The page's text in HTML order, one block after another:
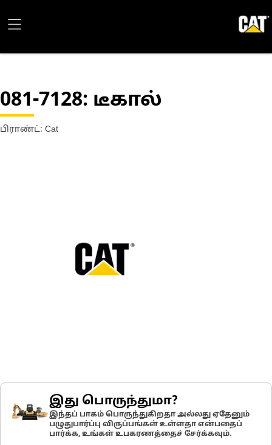
081-7128: டீகால்
பிராண்ட்: Cat
இது பொருந்துமா?
இந்தப் பாகம் பொருந்துகிறதா அல்லது ஏதேனும்
பழுதுபார்ப்பு விருப்பங்கள் உள்ளதா என்பதைப்
பார்க்க, உங்கள் உபகரணத்தைச் சேர்க்கவும்.